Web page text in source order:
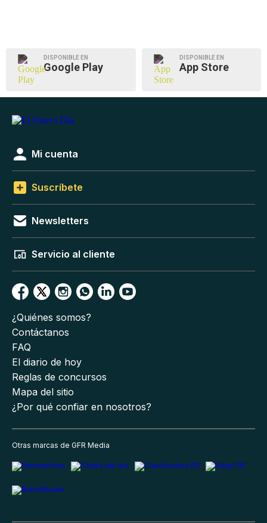
DISPONIBLE EN
Google Play
DISPONIBLE EN
App Store
Mi cuenta
Suscríbete
Newsletters
Servicio al cliente
¿Quiénes somos?
Contáctanos
FAQ
El diario de hoy
Reglas de concursos
Mapa del sitio
¿Por qué confiar en nosotros?
Otras marcas de GFR Media